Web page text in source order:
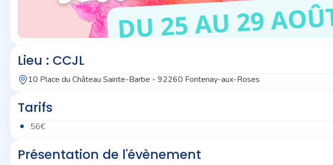
Lieu : CCJL
10 Place du Château Sainte-Barbe - 92260 Fontenay-aux-Roses
Tarifs
56€
Présentation de l'évènement